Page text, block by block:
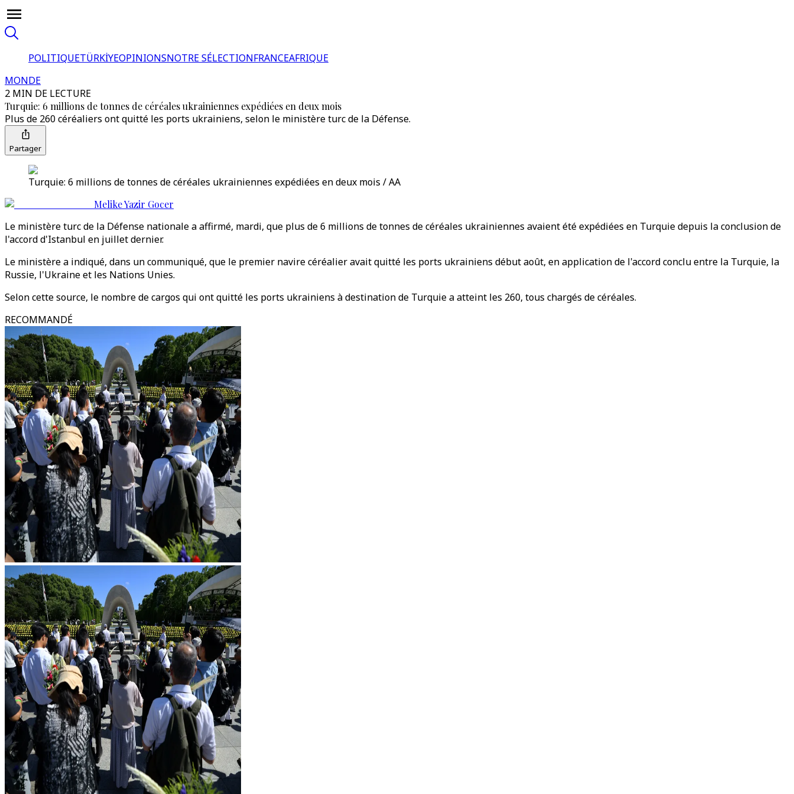
POLITIQUETÜRKİYEOPINIONSNOTRE SÉLECTIONFRANCEAFRIQUE
MONDE
2 MIN DE LECTURE
Turquie: 6 millions de tonnes de céréales ukrainiennes expédiées en deux mois
Plus de 260 céréaliers ont quitté les ports ukrainiens, selon le ministère turc de la Défense.
Partager
Turquie: 6 millions de tonnes de céréales ukrainiennes expédiées en deux mois / AA
Melike Yazir Gocer
Le ministère turc de la Défense nationale a affirmé, mardi, que plus de 6 millions de tonnes de céréales ukrainiennes avaient été expédiées en Turquie depuis la conclusion de
l'accord d'Istanbul en juillet dernier.
Le ministère a indiqué, dans un communiqué, que le premier navire céréalier avait quitté les ports ukrainiens début août, en application de l'accord conclu entre la Turquie, la
Russie, l'Ukraine et les Nations Unies.
Selon cette source, le nombre de cargos qui ont quitté les ports ukrainiens à destination de Turquie a atteint les 260, tous chargés de céréales.
RECOMMANDÉ